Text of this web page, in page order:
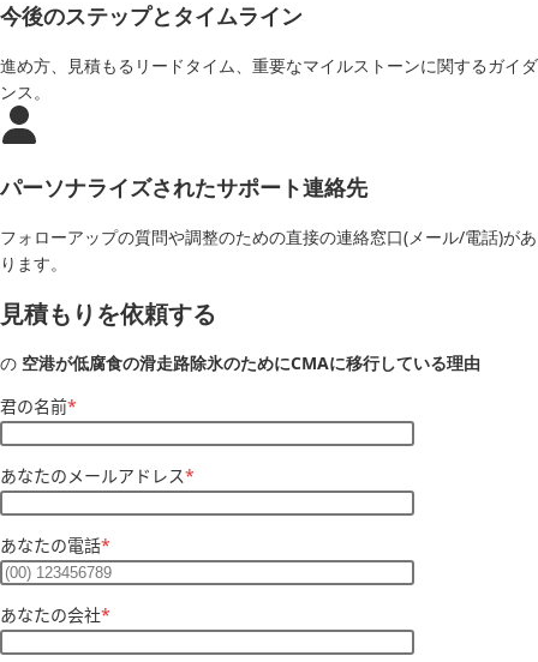
今後のステップとタイムライン
進め方、見積もるリードタイム、重要なマイルストーンに関するガイダ
ンス。
パーソナライズされたサポート連絡先
フォローアップの質問や調整のための直接の連絡窓口(メール/電話)があ
ります。
見積もりを依頼する
の 空港が低腐食の滑走路除氷のためにCMAに移行している理由
君の名前*
あなたのメールアドレス*
あなたの電話*
あなたの会社*